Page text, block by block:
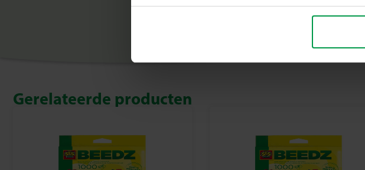
Gerelateerde producten